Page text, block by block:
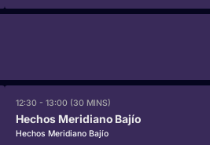
12:30 - 13:00 (30 MINS)
Hechos Meridiano Bajío
Hechos Meridiano Bajío